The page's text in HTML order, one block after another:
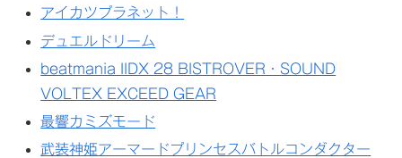
アイカツプラネット！
デュエルドリーム
beatmania IIDX 28 BISTROVER・SOUND
VOLTEX EXCEED GEAR
最響カミズモード
武装神姫アーマードプリンセスバトルコンダクター